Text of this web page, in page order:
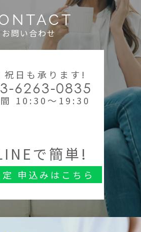
お問い合わせ
祝日も承ります!
6263-0835
間 10:30～19:30
で簡単!
申込みはこちら